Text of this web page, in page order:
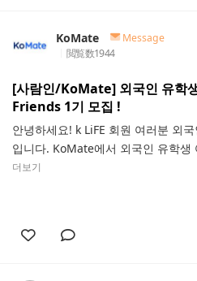
KoMate
Message
閲覧数1944
[사람인/KoMate] 외국인 유학
Friends 1기 모집 !
안녕하세요! k LiFE 회원 여러분 외
입니다. KoMate에서 외국인 유학생
더보기